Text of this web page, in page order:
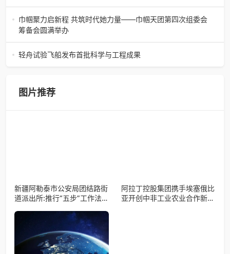
2026年4月16日，大返城（浙江）科技有限公司隆重举行签
约仪式，正式特聘丁娄先生担任公司首席战略规划师。此次
强强联合，是大返城集团深度
巾帼聚力启新程 共筑时代她力量——巾帼天团第四次组委会
筹备会圆满举办
巾帼聚力启新程 共筑时代她力量——巾帼天团第四次组委会
筹备会圆满举办2026年4月15日，巾帼天团第四次组委会筹
轻舟试验飞船发布首批科学与工程成果
果。据中国科学院微小卫星
图片推荐
新疆阿勒泰市公安局团结路街
道派出所:推行“五步”工作法
阿拉丁控股集团携手埃塞俄比
亚开创中非工业农业合作新篇